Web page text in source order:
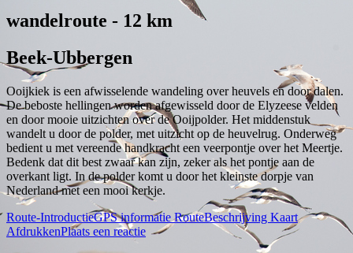
wandelroute - 12 km
Beek-Ubbergen
Ooijkiek is een afwisselende wandeling over heuvels en door dalen.
De beboste hellingen worden afgewisseld door de Elyzeese velden
en door mooie uitzichten over de Ooijpolder. Het middenstuk
wandelt u door de polder, met uitzicht op de heuvelrug. Onderweg
bedient u met vereende handkracht een veerpontje over het Meertje.
Bedenk dat dit best zwaar kan zijn, zeker als het pontje aan de
overkant ligt. In de polder komt u door het kleinste dorpje van
Nederland met een mooi kerkje.
Route-IntroductieGPS informatieRouteBeschrijving Kaart
AfdrukkenPlaats een reactie